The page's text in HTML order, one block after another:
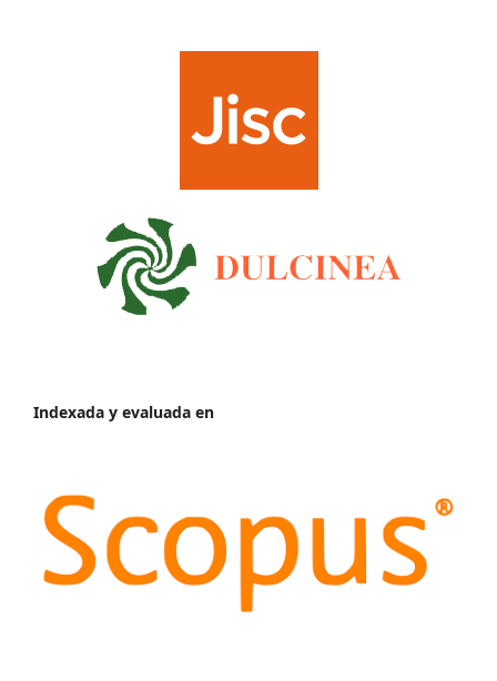
Indexada y evaluada en